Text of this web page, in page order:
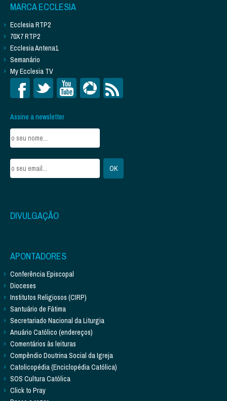
MARCA ECCLESIA
Ecclesia RTP2
70X7 RTP2
Ecclesia Antena1
Semanário
My Ecclesia TV
Assine a newsletter
DIVULGAÇÃO
APONTADORES
Conferência Episcopal
Dioceses
Institutos Religiosos (CIRP)
Santuário de Fátima
Secretariado Nacional da Liturgia
Anuário Católico (endereços)
Comentários às leituras
Compêndio Doutrina Social da Igreja
Catolicopédia (Enciclopédia Católica)
SOS Cultura Católica
Click to Pray